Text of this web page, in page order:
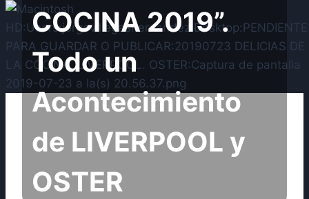
COCINA 2019”.
Todo un
Acontecimiento
de LIVERPOOL y
OSTER